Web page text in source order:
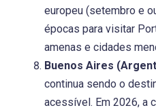
europeu (setembro e
épocas para visitar
amenas e cidades
Buenos Aires
continua sendo o
acessível. Em 2026, a